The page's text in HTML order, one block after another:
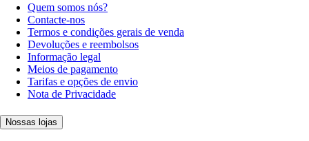
Quem somos nós?
Contacte-nos
Termos e condições gerais de venda
Devoluções e reembolsos
Informação legal
Meios de pagamento
Tarifas e opções de envio
Nota de Privacidade
Nossas lojas